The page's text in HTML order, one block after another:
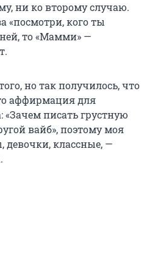
ни ко второму случаю.
«посмотри, кого ты
то «Мамми» —
но так получилось, что
аффирмация для
«Зачем писать грустную
вайб», поэтому моя
девочки, классные, —